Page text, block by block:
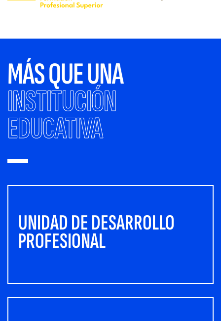
MÁS QUE UNA
INSTITUCIÓN
EDUCATIVA
UNIDAD DE DESARROLLO
PROFESIONAL